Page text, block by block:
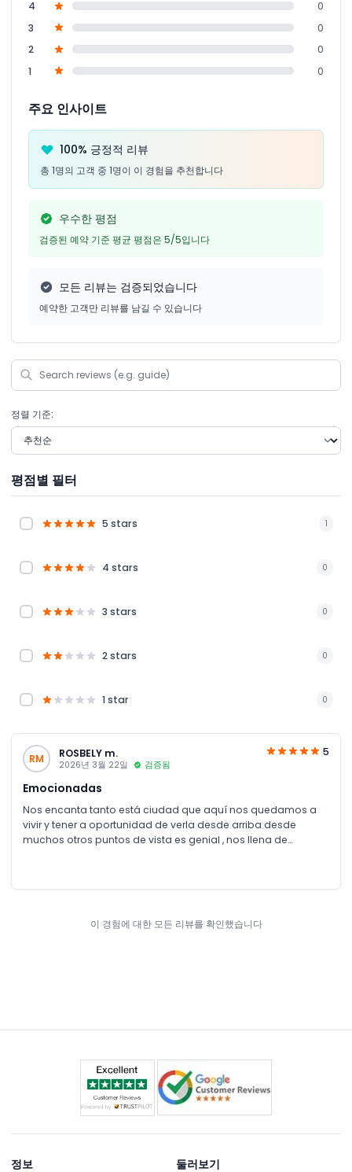
4
0
3
0
2
0
1
0
주요 인사이트
100% 긍정적 리뷰
총 1명의 고객 중 1명이 이 경험을 추천합니다
우수한 평점
검증된 예약 기준 평균 평점은 5/5입니다
모든 리뷰는 검증되었습니다
예약한 고객만 리뷰를 남길 수 있습니다
정렬 기준:
평점별 필터
5 stars 1
4 stars 0
3 stars 0
2 stars 0
1 star 0
RM ROSBELY m.
2026년 3월 22일 검증됨
5
Emocionadas
Nos encanta tanto está ciudad que aquí nos quedamos a
vivir y tener a oportunidad de verla desde arriba desde
muchos otros puntos de vista es genial , nos llena de
이 경험에 대한 모든 리뷰를 확인했습니다
정보 둘러보기